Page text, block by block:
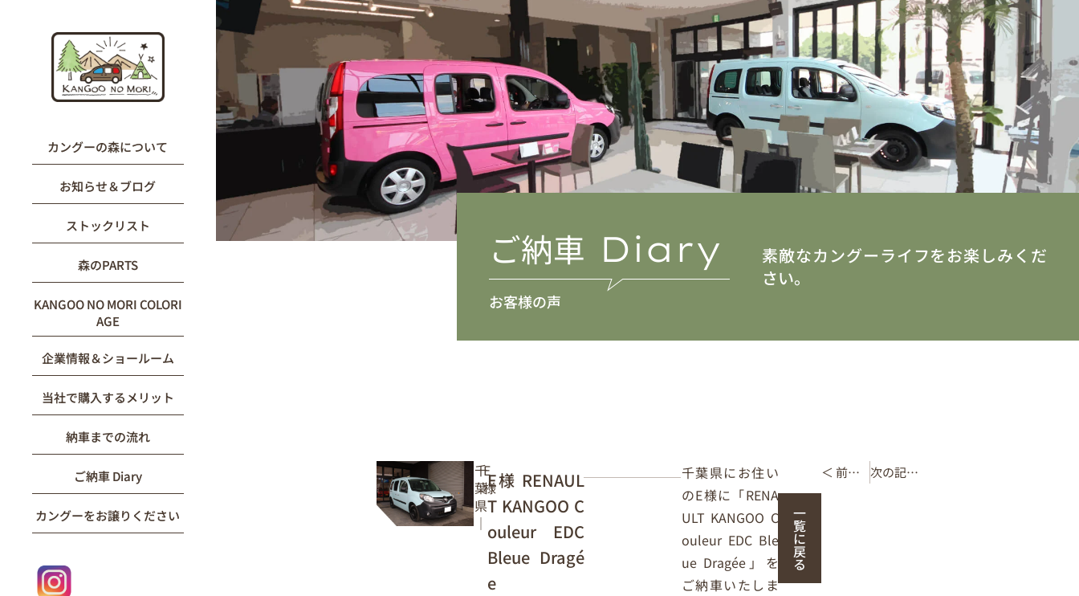
カングーの森について
お知らせ＆ブログ
ストックリスト
森のPARTS
KANGOO NO MORI COLORI
AGE
企業情報＆ショールーム
当社で購入するメリット
納車までの流れ
ご納車 Diary
カングーをお譲りください
ご納車 Diary
お客様の声
素敵なカングーライフをお楽しみくだ
さい。
千
葉
県
｜
E
様
E様 RENAUL
T KANGOO C
ouleur EDC
Bleue Dragé
e
千葉県にお住い
のE様に「RENA
ULT KANGOO C
ouleur EDC Ble
ue Dragée」を
ご納車いたしま
一
覧
に
戻
る
＜ 前の記事 次の記事 ＞